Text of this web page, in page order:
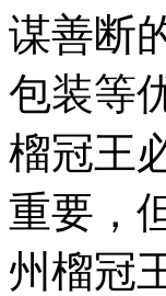
谋善断
包装等
榴冠王
重要，
州榴冠